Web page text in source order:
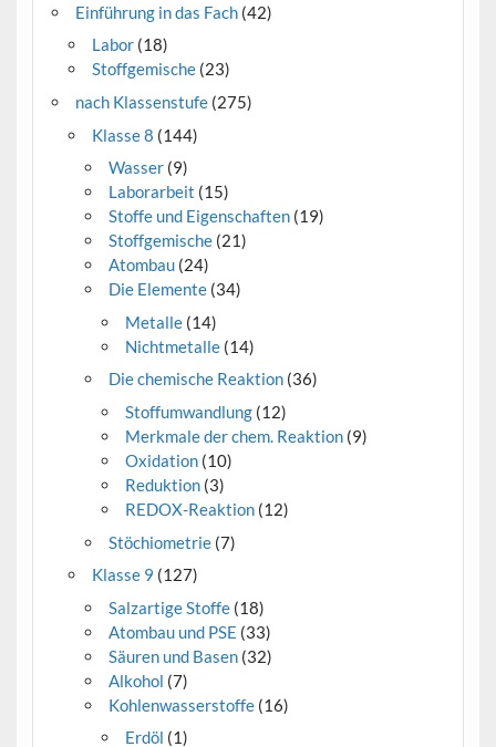
Einführung in das Fach(42)
Labor(18)
Stoffgemische(23)
nach Klassenstufe(275)
Klasse 8 (144)
Wasser (9)
Laborarbeit (15)
Stoffe und Eigenschaften (19)
Stoffgemische (21)
Atombau (24)
Die Elemente (34)
Metalle (14)
Nichtmetalle (14)
Die chemische Reaktion (36)
Stoffumwandlung (12)
Merkmale der chem. Reaktion (9)
Oxidation (10)
Reduktion (3)
REDOX-Reaktion (12)
Stöchiometrie (7)
Klasse 9 (127)
Salzartige Stoffe (18)
Atombau und PSE (33)
Säuren und Basen (32)
Alkohol (7)
Kohlenwasserstoffe (16)
Erdöl (1)